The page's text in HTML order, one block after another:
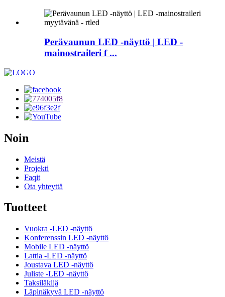
Perävaunun LED -näyttö | LED -
mainostraileri f ...
Noin
Meistä
Projekti
Faqit
Ota yhteyttä
Tuotteet
Vuokra -LED -näyttö
Konferenssin LED -näyttö
Mobile LED -näyttö
Lattia -LED -näyttö
Joustava LED -näyttö
Juliste -LED -näyttö
Taksiläkijä
Läpinäkyvä LED -näyttö